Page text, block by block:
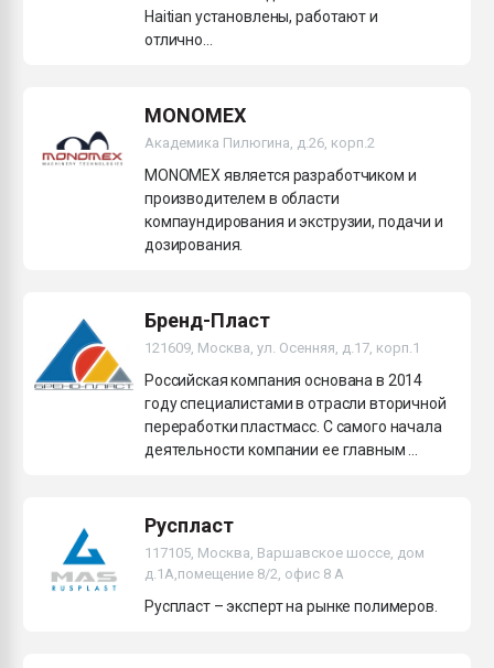
Haitian установлены, работают и
отлично...
MONOMEX
Академика Пилюгина, д.26, корп.2
MONOMEX является разработчиком и
производителем в области
компаундирования и экструзии, подачи и
дозирования.
Бренд-Пласт
121609, Москва, ул. Осенняя, д.17, корп.1
Российская компания основана в 2014
году специалистами в отрасли вторичной
переработки пластмасс. С самого начала
деятельности компании ее главным ...
Руспласт
117105, Москва, Варшавское шоссе, дом
д.1А,помещение 8/2, офис 8 А
Руспласт – эксперт на рынке полимеров.